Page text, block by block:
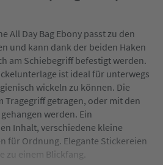
All Day Bag Ebony passt zu den
und kann dank der beiden Haken
am Schiebegriff befestigt werden.
ist ideal für unterwegs
wickeln zu können. Die
Tragegriff getragen, oder mit den
werden. Ein
Inhalt, verschiedene kleine
für Ordnung. Elegante Stickereien
zu einem Blickfang.